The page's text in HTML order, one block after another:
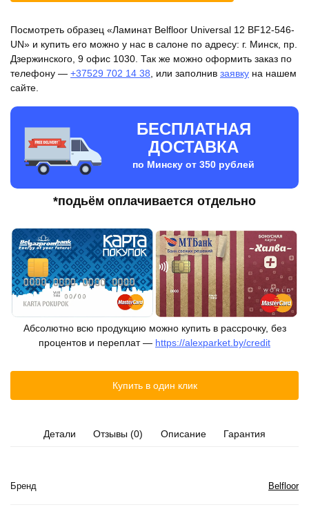
BF12-
546-
UN
Посмотреть образец «Ламинат Belfloor Universal 12 BF12-546-
UN» и купить его можно у нас в салоне по адресу: г. Минск, пр.
Дзержинского, 9 офис 1030. Так же можно оформить заказ по
телефону — +37529 702 14 38 , или заполнив заявку на нашем
сайте.
БЕСПЛАТНАЯ
ДОСТАВКА
по Минску от 350 рублей
*подьём оплачивается отдельно
Абсолютно всю продукцию можно купить в рассрочку, без
процентов и переплат — https://alexparket.by/credit
Купить в один клик
Детали Отзывы (0) Описание Гарантия
Бренд Belfloor